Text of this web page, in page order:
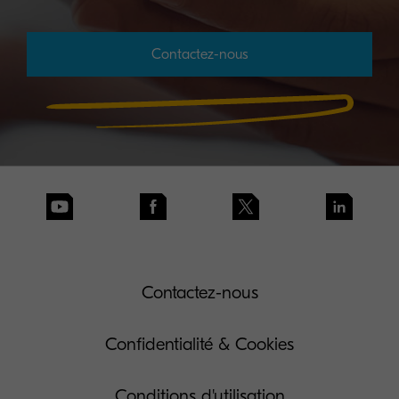
Contactez-nous
Contactez-nous
Confidentialité & Cookies